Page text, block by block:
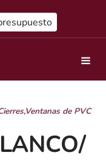
,Ventanas de PVC